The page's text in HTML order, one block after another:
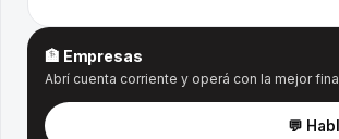
🏦 Empresas
Abrí cuenta corriente y operá con la mejor
💬